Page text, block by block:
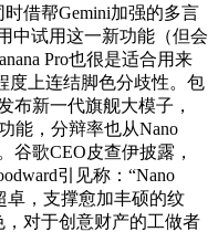
借帮Gemini加强的多言
中试用这一新功能（但会
Pro也很是适合用来
度上连结脚色分歧性。包
布新一代旗舰大模子，
能，分辩率也从Nano
谷歌CEO皮查伊披露，
引见称：“Nano
卓，支撑愈加丰硕的纹
对于创意财产的工做者